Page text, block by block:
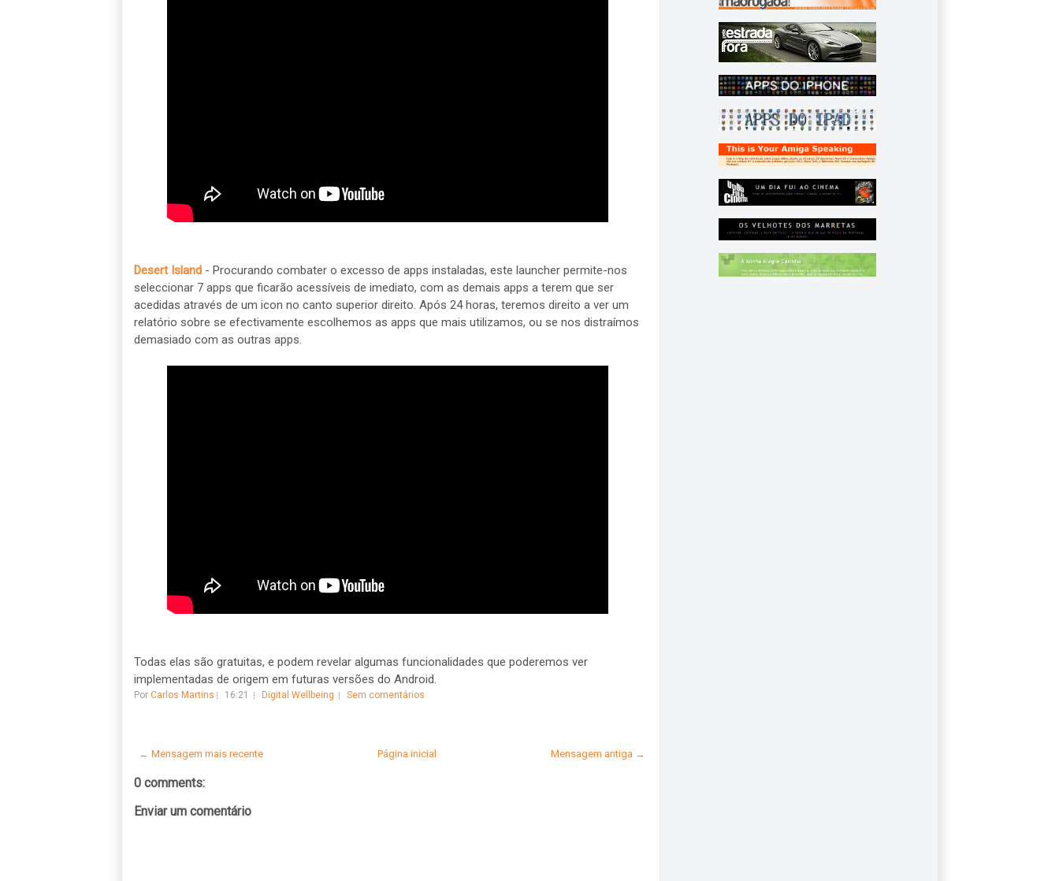
Desert Island- Procurando combater o excesso de apps instaladas, este launcher permite-nos
seleccionar 7 apps que ficarão acessíveis de imediato, com as demais apps a terem que ser
acedidas através de um icon no canto superior direito. Após 24 horas, teremos direito a ver um
relatório sobre se efectivamente escolhemos as apps que mais utilizamos, ou se nos distraímos
demasiado com as outras apps.
Todas elas são gratuitas, e podem revelar algumas funcionalidades que poderemos ver
implementadas de origem em futuras versões do Android.
Por Carlos Martins 16:21 Digital Wellbeing Sem comentários
← Mensagem mais recente Mensagem antiga →
Página inicial
0 comments:
Enviar um comentário